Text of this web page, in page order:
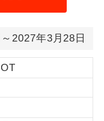
2027年3月28日
いただけるコースで
ただけるコースで
に制限があるコース